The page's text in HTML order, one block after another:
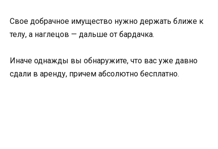
Свое добрачное имущество нужно держать ближе к
телу, а наглецов — дальше от бардачка.
Иначе однажды вы обнаружите, что вас уже давно
сдали в аренду, причем абсолютно бесплатно.